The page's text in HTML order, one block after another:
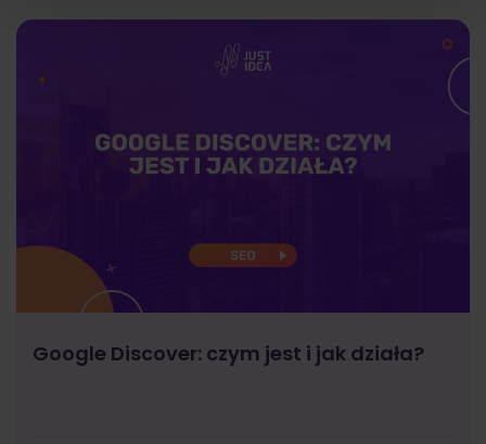
Google Discover: czym jest i jak działa?